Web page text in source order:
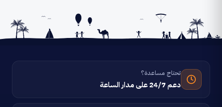
تحتاج مساعدة؟
دعم 24/7 على مدار الساعة